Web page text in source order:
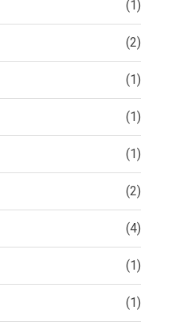
(1)
(2)
(1)
(1)
(1)
(2)
(4)
(1)
(1)